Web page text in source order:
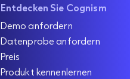
Entdecken Sie Cognism
Demo anfordern
Datenprobe anfordern
Preis
Produkt kennenlernen